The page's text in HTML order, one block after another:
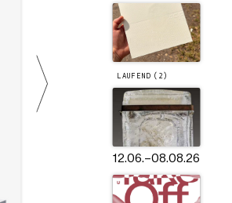
LAUFEND (2)
12.06.–08.08.26